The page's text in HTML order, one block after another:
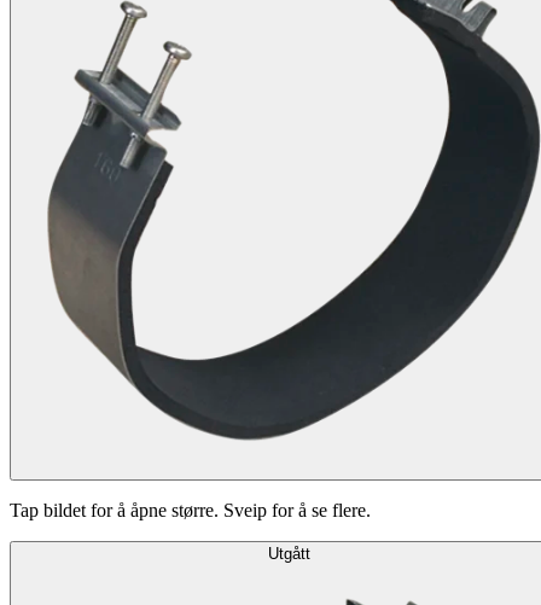
Tap bildet for å åpne større. Sveip for å se flere.
Utgått